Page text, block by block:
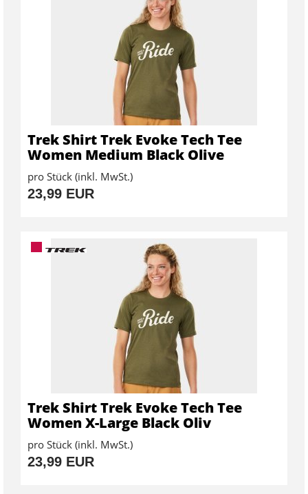
Trek Shirt Trek Evoke Tech Tee
Women Medium Black Olive
pro Stück (inkl. MwSt.)
23,99 EUR
Trek Shirt Trek Evoke Tech Tee
Women X-Large Black Oliv
pro Stück (inkl. MwSt.)
23,99 EUR